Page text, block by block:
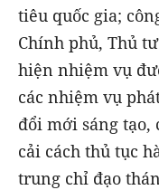
tiêu quốc gia;
Chính phủ, Thủ
hiện nhiệm vụ
các nhiệm vụ
đổi mới sáng tạo,
cải cách thủ tục
trung chỉ đạo